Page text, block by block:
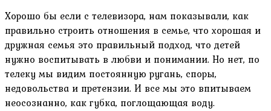
Хорошо бы если с телевизора, нам показывали, как
правильно строить отношения в семье, что хорошая и
дружная семья это правильный подход, что детей
нужно воспитывать в любви и понимании. Но нет, по
телеку мы видим постоянную ругань, споры,
недовольства и претензии. И все мы это впитываем
неосознанно, как губка, поглощающая воду.